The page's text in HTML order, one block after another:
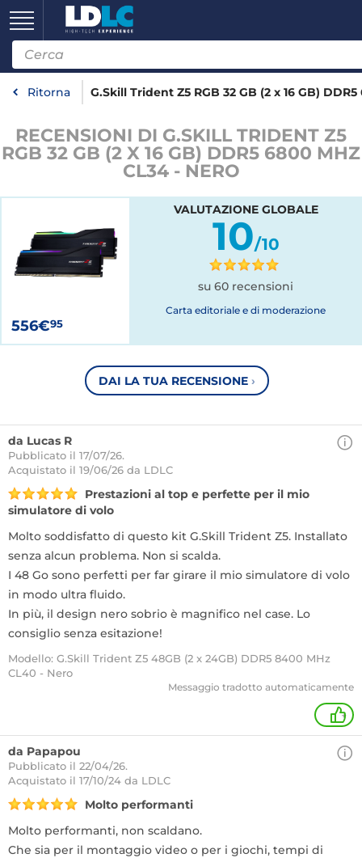
Ritorna G.Skill Trident Z5 RGB 32 GB (2 x 16 GB)
RECENSIONI DI G.SKILL TRIDENT Z5
RGB 32 GB (2 X 16 GB) DDR5 6800 MHZ
CL34 - NERO
556€95
VALUTAZIONE GLOBALE
10/10
su 60 recensioni
Carta editoriale e di moderazione
DAI LA TUA RECENSIONE ›
da Lucas R
Pubblicato il 17/07/26.
Acquistato il 19/06/26 da LDLC
Prestazioni al top e perfette per il mio
simulatore di volo
Molto soddisfatto di questo kit G.Skill Trident Z5. Installato
senza alcun problema. Non si scalda.
I 48 Go sono perfetti per far girare il mio simulatore di volo
in modo ultra fluido.
In più, il design nero sobrio è magnifico nel case. Lo
consiglio senza esitazione!
Modello: G.Skill Trident Z5 48GB (2 x 24GB) DDR5 8400 MHz
CL40 - Nero
Messaggio tradotto automaticamente
+
da Papapou
Pubblicato il 22/04/26.
Acquistato il 17/10/24 da LDLC
Molto performanti
Molto performanti, non scaldano.
Che sia per il montaggio video o per i giochi, tempi di